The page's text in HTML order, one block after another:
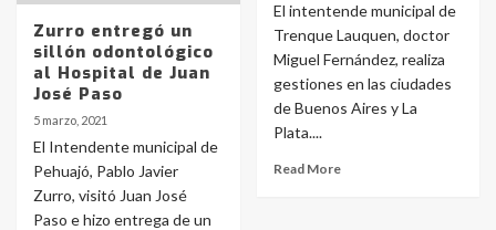
Zurro entregó un
sillón odontológico
al Hospital de Juan
José Paso
5 marzo, 2021
El Intendente municipal de
Pehuajó, Pablo Javier
Zurro, visitó Juan José
Paso e hizo entrega de un
El intentende municipal de
Trenque Lauquen, doctor
Miguel Fernández, realiza
gestiones en las ciudades
de Buenos Aires y La
Plata....
Read More